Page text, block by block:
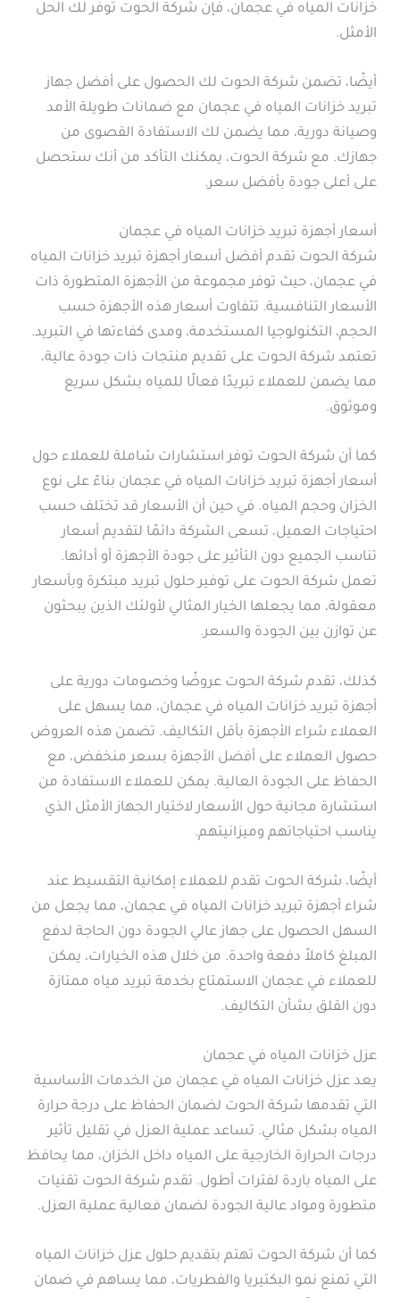
خزانات المياه في عجمان، فإن شركة الحوت توفر لك الحل
الأمثل.
أيضًا، تضمن شركة الحوت لك الحصول على أفضل جهاز
تبريد خزانات المياه في عجمان مع ضمانات طويلة الأمد
وصيانة دورية، مما يضمن لك الاستفادة القصوى من
جهازك. مع شركة الحوت، يمكنك التأكد من أنك ستحصل
على أعلى جودة بأفضل سعر.
أسعار أجهزة تبريد خزانات المياه في عجمان
شركة الحوت تقدم أفضل أسعار أجهزة تبريد خزانات المياه
في عجمان، حيث توفر مجموعة من الأجهزة المتطورة ذات
الأسعار التنافسية. تتفاوت أسعار هذه الأجهزة حسب
الحجم، التكنولوجيا المستخدمة، ومدى كفاءتها في التبريد.
تعتمد شركة الحوت على تقديم منتجات ذات جودة عالية،
مما يضمن للعملاء تبريدًا فعالًا للمياه بشكل سريع
وموثوق.
كما أن شركة الحوت توفر استشارات شاملة للعملاء حول
أسعار أجهزة تبريد خزانات المياه في عجمان بناءً على نوع
الخزان وحجم المياه. في حين أن الأسعار قد تختلف حسب
احتياجات العميل، تسعى الشركة دائمًا لتقديم أسعار
تناسب الجميع دون التأثير على جودة الأجهزة أو أدائها.
تعمل شركة الحوت على توفير حلول تبريد مبتكرة وبأسعار
معقولة، مما يجعلها الخيار المثالي لأولئك الذين يبحثون
عن توازن بين الجودة والسعر.
كذلك، تقدم شركة الحوت عروضًا وخصومات دورية على
أجهزة تبريد خزانات المياه في عجمان، مما يسهل على
العملاء شراء الأجهزة بأقل التكاليف. تضمن هذه العروض
حصول العملاء على أفضل الأجهزة بسعر منخفض، مع
الحفاظ على الجودة العالية. يمكن للعملاء الاستفادة من
استشارة مجانية حول الأسعار لاختيار الجهاز الأمثل الذي
يناسب احتياجاتهم وميزانيتهم.
أيضًا، شركة الحوت تقدم للعملاء إمكانية التقسيط عند
شراء أجهزة تبريد خزانات المياه في عجمان، مما يجعل من
السهل الحصول على جهاز عالي الجودة دون الحاجة لدفع
المبلغ كاملاً دفعة واحدة. من خلال هذه الخيارات، يمكن
للعملاء في عجمان الاستمتاع بخدمة تبريد مياه ممتازة
دون القلق بشأن التكاليف.
عزل خزانات المياه في عجمان
يعد عزل خزانات المياه في عجمان من الخدمات الأساسية
التي تقدمها شركة الحوت لضمان الحفاظ على درجة حرارة
المياه بشكل مثالي. تساعد عملية العزل في تقليل تأثير
درجات الحرارة الخارجية على المياه داخل الخزان، مما يحافظ
على المياه باردة لفترات أطول. تقدم شركة الحوت تقنيات
متطورة ومواد عالية الجودة لضمان فعالية عملية العزل.
كما أن شركة الحوت تهتم بتقديم حلول عزل خزانات المياه
التي تمنع نمو البكتيريا والفطريات، مما يساهم في ضمان